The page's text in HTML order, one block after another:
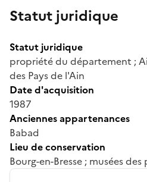
Statut juridique
Statut juridique
propriété du département ;
des Pays de l'Ain
Date d'acquisition
1987
Anciennes appartenances
Babad
Lieu de conservation
Bourg-en-Bresse ; musées